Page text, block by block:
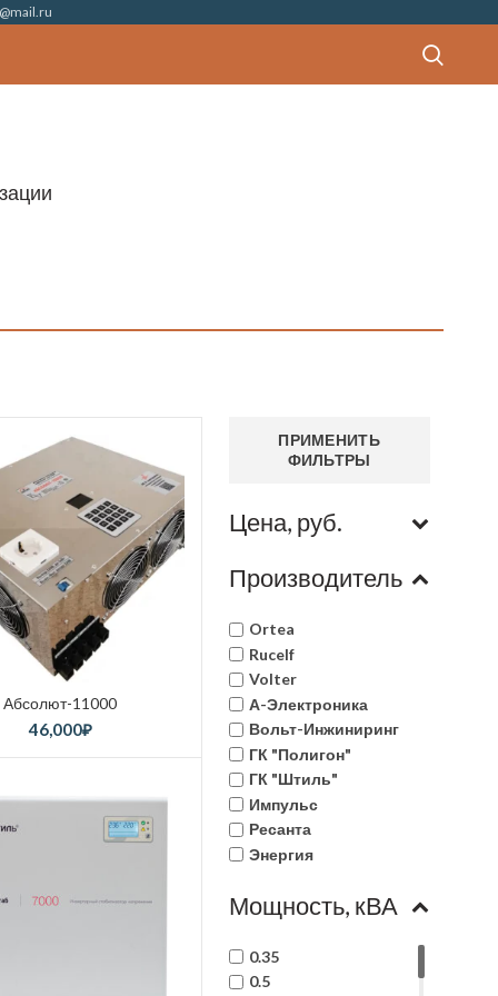
Абсолют-11000
46,000₽
ПРИМЕНИТЬ
ФИЛЬТРЫ
Цена, руб.
Производитель
Ortea
Rucelf
Volter
А-Электроника
Вольт-Инжиниринг
ГК "Полигон"
ГК "Штиль"
Импульс
Ресанта
Энергия
Мощность, кВА
0.35
0.5